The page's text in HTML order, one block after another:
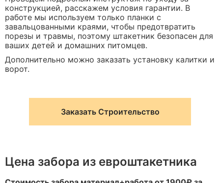
конструкцией, расскажем условия гарантии. В
работе мы используем только планки с
завальцованными краями, чтобы предотвратить
порезы и травмы, поэтому штакетник безопасен для
ваших детей и домашних питомцев.
Дополнительно можно заказать установку калитки и
ворот.
Заказать Строительство
Цена забора из евроштакетника